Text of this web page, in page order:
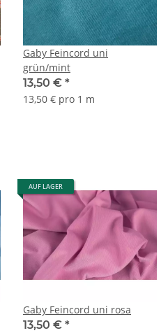
Gaby Feincord uni
grün/mint
13,50 € *
13,50 € pro 1 m
AUF LAGER
Gaby Feincord uni rosa
13,50 € *